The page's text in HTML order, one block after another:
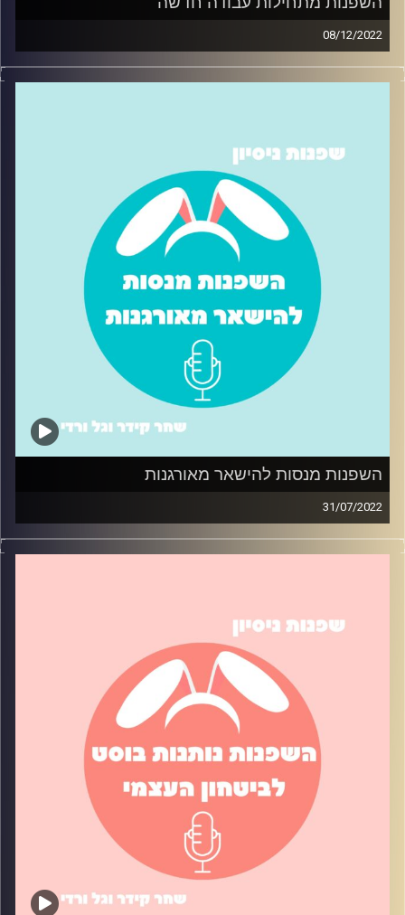
08/12/2022
השפנות התחילו עבודה אבל איך ממשיכים מכאן? מה הדרך
הכי טובה להתחבר עם קולגות? איך עונים על הציפיות של
שחר קידר וגל ורדי
השפנות מנסות להישאר מאורגנות
31/07/2022
כמה פעמים הרגשתם בתקופה עמוסה? כל כך עמוסה שאנחנו
לא מצליחות לדאוג לדברים בסיסיים כמו – ניקיון רכב, אוכל
שחר קידר וגל ורדי